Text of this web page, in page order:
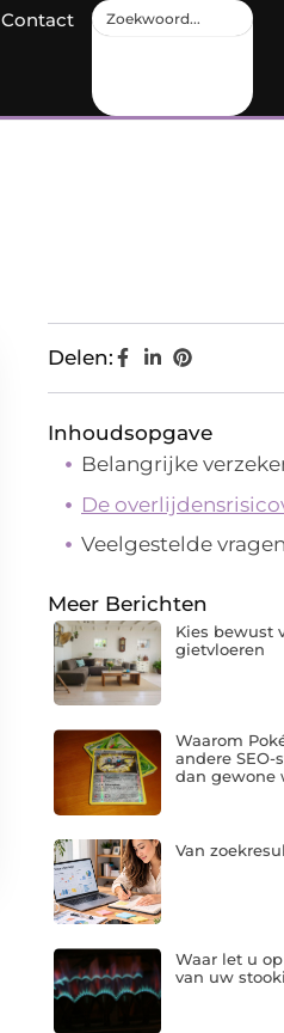
Contact
Delen:
Inhoudsopgave
Belangrijke
De
Veelgestelde vragen
Meer Berichten
Kies bewust
gietvloeren
Waarom
andere
dan gewone
Van
Waar let u
van uw